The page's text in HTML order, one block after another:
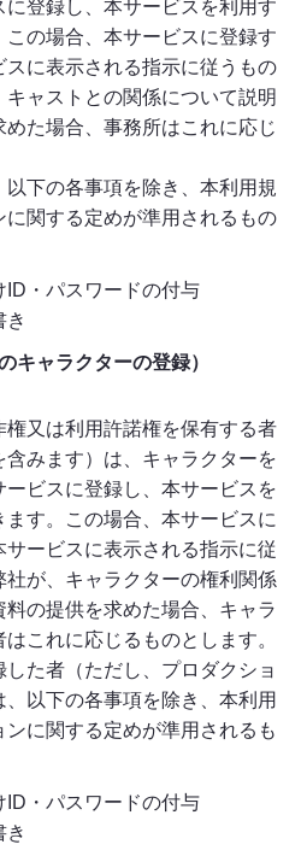
に登録し、本サービスを利用す
この場合、本サービスに登録す
スに表示される指示に従うもの
キャストとの関係について説明
めた場合、事務所はこれに応じ
下の各事項を除き、本利用規
に関する定めが準用されるもの
ID・パスワードの付与
き
キャラクターの登録）
権又は利用許諾権を保有する者
含みます）は、キャラクターを
ービスに登録し、本サービスを
す。この場合、本サービスに
ービスに表示される指示に従
社が、キャラクターの権利関係
の提供を求めた場合、キャラ
これに応じるものとします。
た者（ただし、プロダクショ
、以下の各事項を除き、本利用
に関する定めが準用されるも
ID・パスワードの付与
き